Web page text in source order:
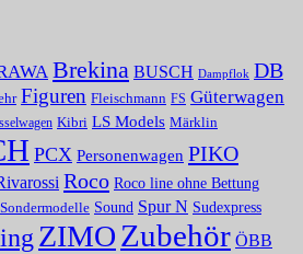
Brekina BUSCH Dampflok DB
Figuren Fleischmann FS Güterwagen
Kibri LS Models Märklin
PCX Personenwagen PIKO
Roco Roco line ohne Bettung
Sondermodelle Sound Spur N Sudexpress
ZIMOZubehör ÖBB